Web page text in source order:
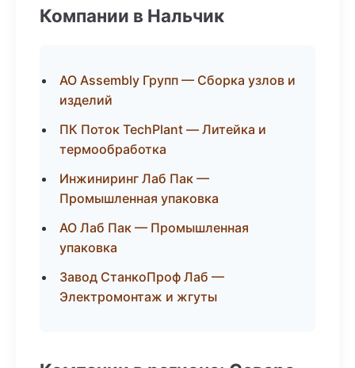
Компании в Нальчик
АО Assembly Групп — Сборка узлов и
изделий
ПК Поток TechPlant — Литейка и
термообработка
Инжиниринг Лаб Пак —
Промышленная упаковка
АО Лаб Пак — Промышленная
упаковка
Завод СтанкоПроф Лаб —
Электромонтаж и жгуты